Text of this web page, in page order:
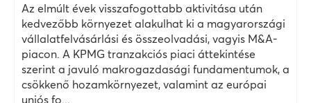
Az elmúlt évek visszafogottabb aktivitása után
kedvezőbb környezet alakulhat ki a magyarországi
vállalatfelvásárlási és összeolvadási, vagyis M&A-
piacon. A KPMG tranzakciós piaci áttekintése
szerint a javuló makrogazdasági fundamentumok, a
csökkenő hozamkörnyezet, valamint az európai
uniós fo...